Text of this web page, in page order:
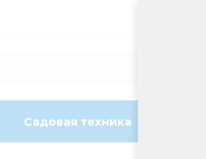
Садовая техника